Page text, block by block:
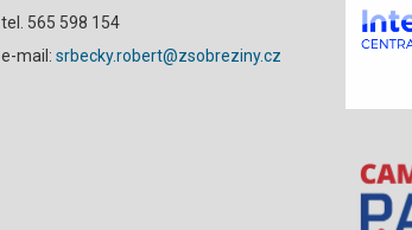
tel. 565 598 154
e-mail: srbecky.robert@zsobreziny.cz